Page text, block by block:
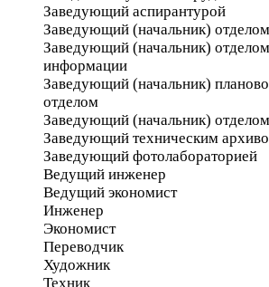
Заведующий аспирантурой
Заведующий (начальник)
Заведующий (начальник)
информации
Заведующий (начальник)
отделом
Заведующий (начальник)
Заведующий техническим
Заведующий фотолабораторией
Ведущий инженер
Ведущий экономист
Инженер
Экономист
Переводчик
Художник
Техник